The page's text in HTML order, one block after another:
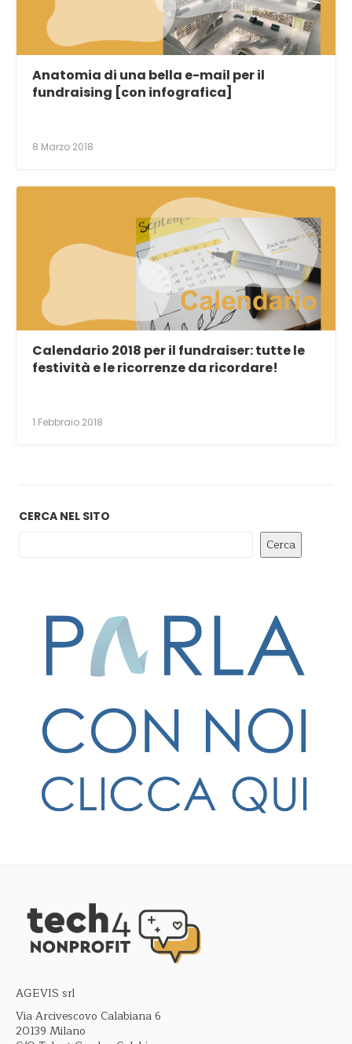
Anatomia di una bella e-mail per il
fundraising [con infografica]
8 Marzo 2018
Calendario 2018 per il fundraiser: tutte le
festività e le ricorrenze da ricordare!
1 Febbraio 2018
CERCA NEL SITO
Cerca
AGEVIS srl
Via Arcivescovo Calabiana 6
20139 Milano